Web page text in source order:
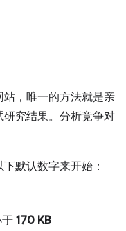
，唯一的方法就是亲
究结果。分析竞争对
默认数字来开始：
170 KB